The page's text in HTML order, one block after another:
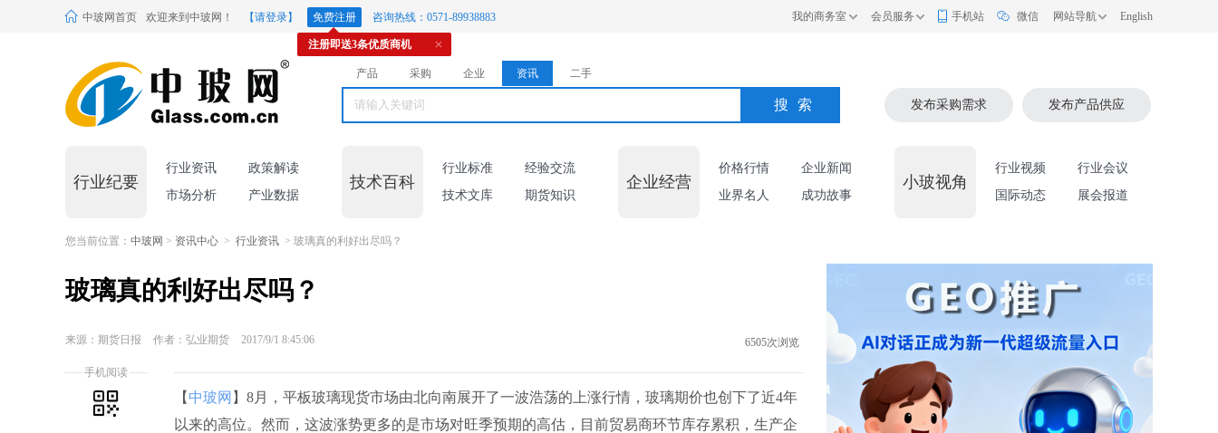
中玻网首页 欢迎来到中玻网！ 【请登录】 免费注册 咨询热线：0571-89938883
注册即送3条优质商机
我的商务室 会员服务 手机站 微信 网站导航 English
产品 采购 企业 资讯 二手
搜索 发布采购需求 发布产品供应
行业纪要
行业资讯
政策解读
市场分析
产业数据
技术百科
行业标准
经验交流
技术文库
期货知识
企业经营
价格行情
企业新闻
业界名人
成功故事
小玻视角
行业视频
行业会议
国际动态
展会报道
您当前位置： 中玻网 > 资讯中心 > 行业资讯 > 玻璃真的利好出尽吗？
手机阅读
玻璃真的利好出尽吗？
来源：期货日报 作者：弘业期货 2017/9/1 8:45:06 6505次浏览
【 中玻网 】8月，平板玻璃现货市场由北向南展开了一波浩荡的上涨行情，玻璃期价也创下了近4年
以来的高位。然而，这波涨势更多的是市场对旺季预期的高估，目前贸易商环节库存累积，生产企